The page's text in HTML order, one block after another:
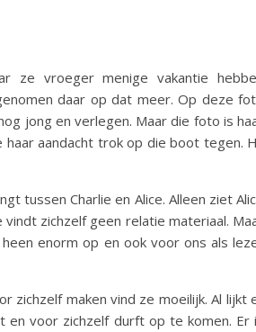
ze vroeger menige vakantie
daar op dat meer. Op deze
jong en verlegen. Maar die foto is
aandacht trok op die boot tegen.
tussen Charlie en Alice. Alleen ziet
zichzelf geen relatie materiaal.
enorm op en ook voor ons als
zichzelf maken vind ze moeilijk. Al lijkt
voor zichzelf durft op te komen. Er